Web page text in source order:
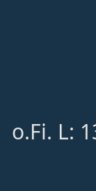
o.Fi. L: